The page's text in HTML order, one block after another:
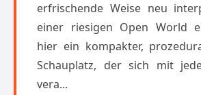
erfrischende Weise neu
einer riesigen Open World
hier ein kompakter,
Schauplatz, der sich mit
vera...